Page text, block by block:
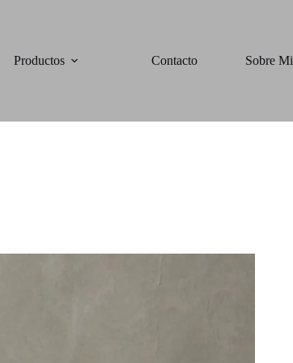
Productos Contacto Sobre Mi